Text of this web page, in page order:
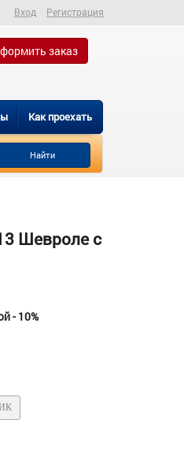
Вход Регистрация
заказ
Как проехать
Найти
Шевроле с
- 10%